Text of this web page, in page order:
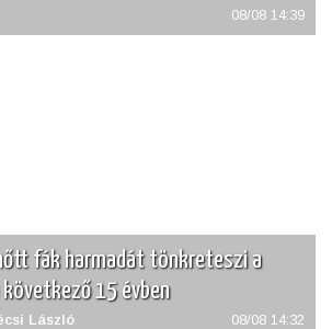
08/08 14:39
fák harmadát tönkreteszi a
15 évben
László 08/08 14:32